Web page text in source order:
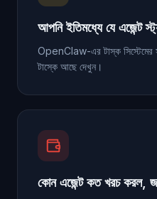
আপনি ইতিমধ্যে যে এজেন্ট
OpenClaw-এর টাস্ক সিস্টেমের
টাস্কে আছে দেখুন।
কোন এজেন্ট কত খরচ করল,